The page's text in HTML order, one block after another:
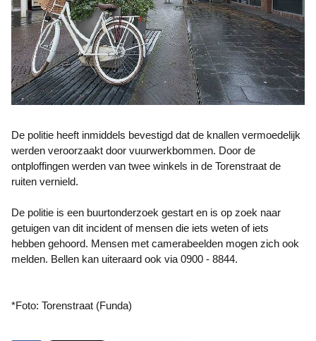
De politie heeft inmiddels bevestigd dat de knallen vermoedelijk
werden veroorzaakt door vuurwerkbommen. Door de
ontploffingen werden van twee winkels in de Torenstraat de
ruiten vernield.
De politie is een buurtonderzoek gestart en is op zoek naar
getuigen van dit incident of mensen die iets weten of iets
hebben gehoord. Mensen met camerabeelden mogen zich ook
melden. Bellen kan uiteraard ook via 0900 - 8844.
*Foto: Torenstraat (Funda)